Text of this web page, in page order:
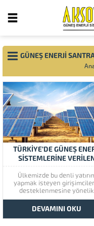
GÜNEŞ ENERJI
TÜRKIYE’DE GÜNEŞ
SISTEMLERINE
TEŞVIKLER
Ülkemizde bu denli
yapmak isteyen
desteklenmesine yönelik
yatırımlar, teşvik belgesi,
lisanslar, gerekli izinler
alındıktan hemen sonra
kanun hükümleri esas
DEVAMINI OKU